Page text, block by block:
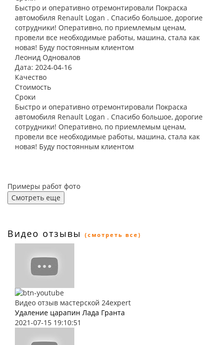
Быстро и оперативно отремонтировали Покраска
автомобиля Renault Logan . Спасибо большое, дорогие
сотрудники! Оперативно, по приемлемым ценам,
провели все необходимые работы, машина, стала как
новая! Буду постоянным клиентом
Леонид Одновалов
Дата: 2024-04-16
Качество
Стоимость
Сроки
Быстро и оперативно отремонтировали Покраска
автомобиля Renault Logan . Спасибо большое, дорогие
сотрудники! Оперативно, по приемлемым ценам,
провели все необходимые работы, машина, стала как
новая! Буду постоянным клиентом
Примеры работ фото
Смотреть еще
Видео отзывы (смотреть все)
Видео отзыв мастерской 24expert
Удаление царапин Лада Гранта
2021-07-15 19:10:51